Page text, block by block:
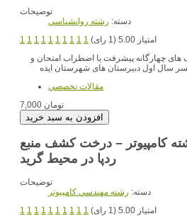
توضیحات
دسته: رشته روانشناسي
1 1 1 1 1 1 1 1 1 1
امتیاز 5.00 (1 رای)
چهارگانه پیشرفت با اضطراب امتحان و
سال اول دبیرستان های شهرستان ایذه
مقالات تخصصي
7,000 تومان
رشته کامپیوتر – درخت کشف منبع
ردپا در محیط گرید
توضیحات
دسته: رشته مهندسي کامپيوتر
1 1 1 1 1 1 1 1 1 1
امتیاز 5.00 (1 رای)